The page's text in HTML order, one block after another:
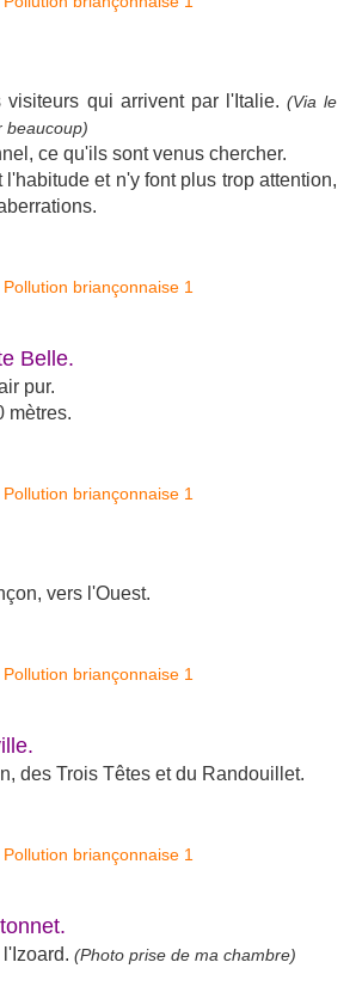
qui arrivent par l'Italie. (Via le
beaucoup)
ce qu'ils sont venus chercher.
l'habitude et n'y font plus trop attention,
Belle.
pur.
mètres.
vers l'Ouest.
des Trois Têtes et du Randouillet.
(Photo prise de ma chambre)